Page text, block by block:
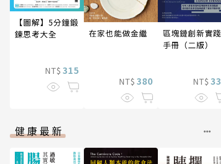
【圖解】5分鐘鍛
鍊思考大全
NT$ 315
在家也能做金繼
NT$ 380
區塊鏈創新實踐
手冊（二版）
NT$
健康最新